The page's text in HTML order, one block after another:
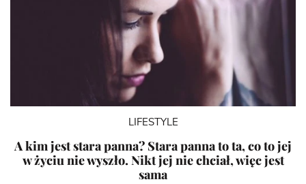
LIFESTYLE
A kim jest stara panna? Stara panna to ta, co to jej
w życiu nie wyszło. Nikt jej nie chciał, więc jest
sama